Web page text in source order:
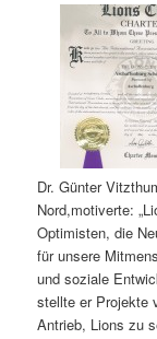
Dr. Günter
Nord,motiverte:
Optimisten, die
für unsere
und soziale
stellte er Projekte
Antrieb, Lions zu